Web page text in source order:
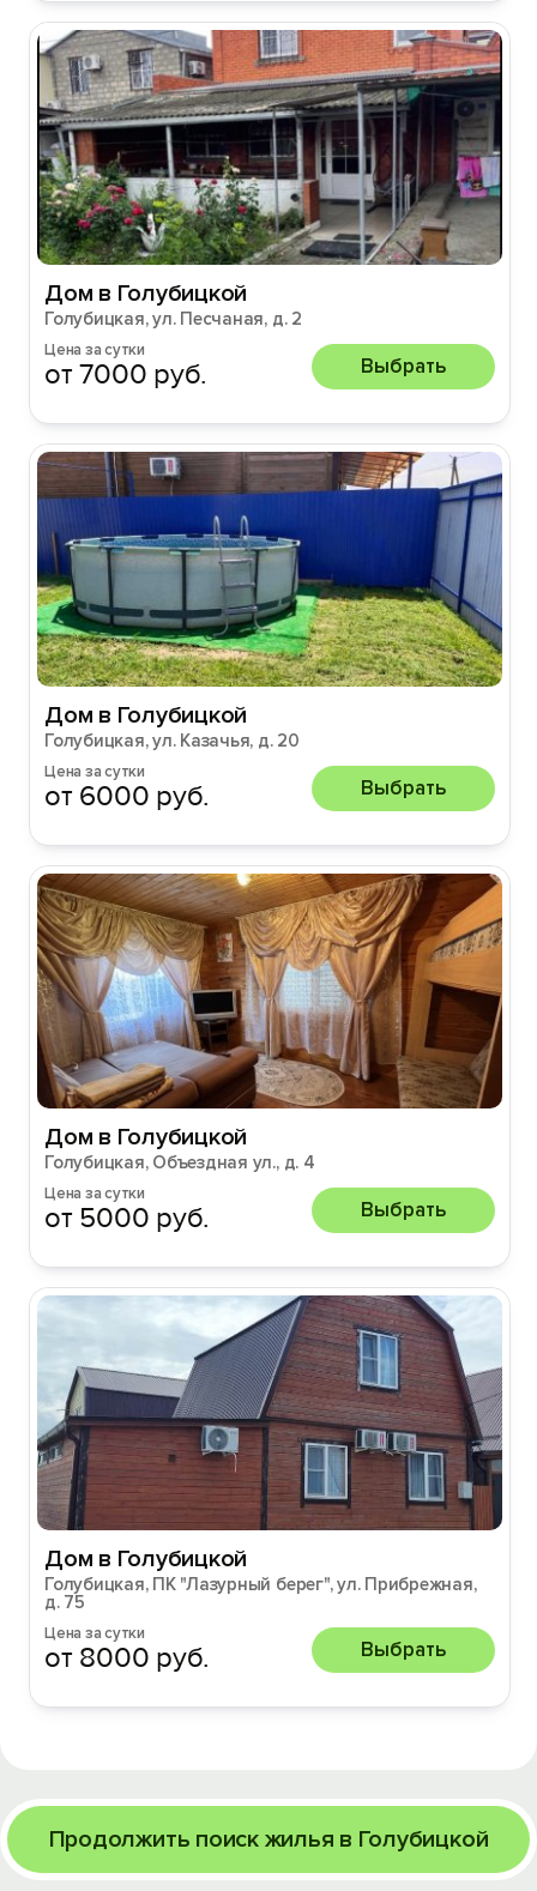
Дом в Голубицкой
Голубицкая, ул. Песчаная, д. 2
Цена за сутки
от 7000 руб. Выбрать
Дом в Голубицкой
Голубицкая, ул. Казачья, д. 20
Цена за сутки
от 6000 руб. Выбрать
Дом в Голубицкой
Голубицкая, Объездная ул., д. 4
Цена за сутки
от 5000 руб. Выбрать
Дом в Голубицкой
Голубицкая, ПК "Лазурный берег", ул. Прибрежная,
д. 75
Цена за сутки
от 8000 руб. Выбрать
Продолжить поиск жилья в Голубицкой